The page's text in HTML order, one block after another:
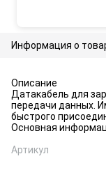
Информация о
Описание
Датакабель для
передачи данных.
быстрого
Основная
Артикул